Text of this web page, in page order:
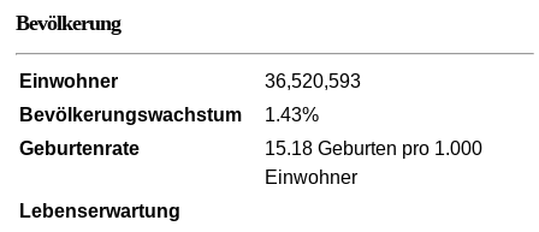
Bevölkerung
Einwohner
36,520,593
Bevölkerungswachstum
1.43%
Geburtenrate
15.18 Geburten pro 1.000
Einwohner
Lebenserwartung